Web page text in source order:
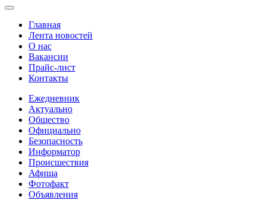
Главная
Лента новостей
О нас
Вакансии
Прайс-лист
Контакты
Ежедневник
Актуально
Общество
Официально
Безопасность
Информатор
Происшествия
Афиша
Фотофакт
Объявления